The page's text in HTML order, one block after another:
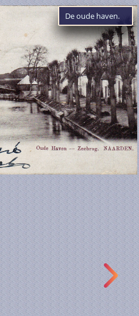
De oude haven.